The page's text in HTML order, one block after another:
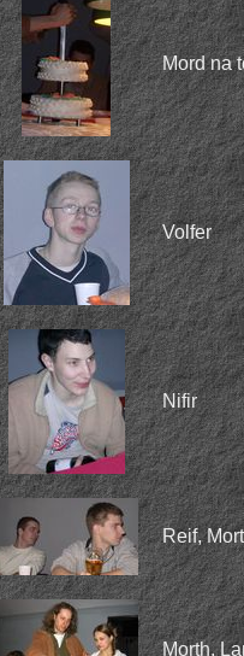
Mord na
Volfer
Nifir
Reif,
Morth,